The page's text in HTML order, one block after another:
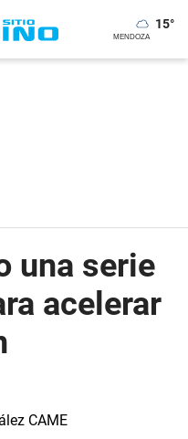
15°
una serie
acelerar